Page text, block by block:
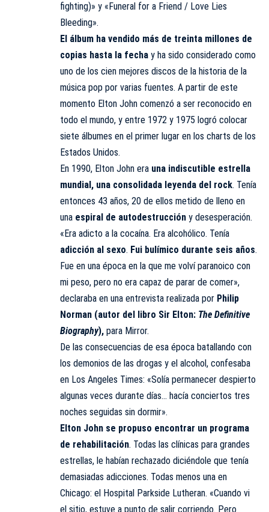
fighting)» y «Funeral for a Friend / Love Lies
Bleeding».
El álbum ha vendido más de treinta millones de
copias hasta la fecha y ha sido considerado como
uno de los cien mejores discos de la historia de la
música pop por varias fuentes. A partir de este
momento Elton John comenzó a ser reconocido en
todo el mundo, y entre 1972 y 1975 logró colocar
siete álbumes en el primer lugar en los charts de los
Estados Unidos.
​En 1990, Elton John era una indiscutible estrella
mundial, una consolidada leyenda del rock. Tenía
entonces 43 años, 20 de ellos metido de lleno en
una espiral de autodestrucción y desesperación.
«Era adicto a la cocaína. Era alcohólico. Tenía
adicción al sexo. Fui bulímico durante seis años.
Fue en una época en la que me volví paranoico con
mi peso, pero no era capaz de parar de comer»,
declaraba en una entrevista realizada por Philip
Norman (autor del libro Sir Elton: The Definitive
Biography), para Mirror.
De las consecuencias de esa época batallando con
los demonios de las drogas y el alcohol, confesaba
en Los Angeles Times: «Solía permanecer despierto
algunas veces durante días… hacía conciertos tres
noches seguidas sin dormir».
Elton John se propuso encontrar un programa
de rehabilitación. Todas las clínicas para grandes
estrellas, le habían rechazado diciéndole que tenía
demasiadas adicciones. Todas menos una en
Chicago: el Hospital Parkside Lutheran. «Cuando vi
el sitio, estuve a punto de salir corriendo. Pero